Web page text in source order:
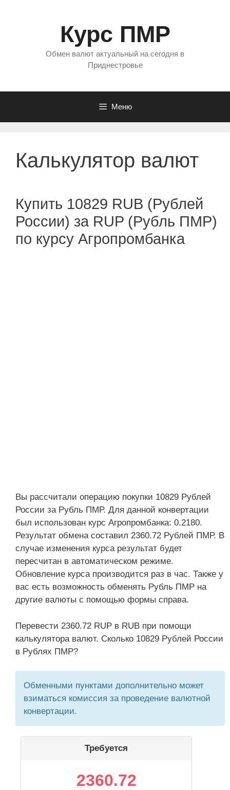
Курс ПМР
Обмен валют актуальный на сегодня в
Приднестровье
Меню
Калькулятор валют
Купить 10829 RUB (Рублей
России) за RUP (Рубль ПМР)
по курсу Агропромбанка
Вы рассчитали операцию покупки 10829 Рублей
России за Рубль ПМР. Для данной конвертации
был использован курс Агропромбанка: 0.2180.
Результат обмена составил 2360.72 Рублей ПМР. В
случае изменения курса результат будет
пересчитан в автоматическом режиме.
Обновление курса производится раз в час. Также у
вас есть возможность обменять Рубль ПМР на
другие валюты с помощью формы справа.
Перевести 2360.72 RUP в RUB при помощи
калькулятора валют. Сколько 10829 Рублей России
в Рублях ПМР?
Обменными пунктами дополнительно может
взиматься комиссия за проведение валютной
конвертации.
Требуется
2360.72